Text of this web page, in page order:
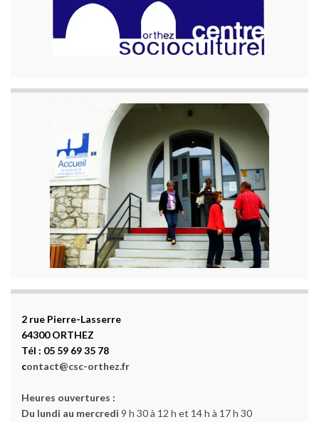
2 rue Pierre-Lasserre
64300 ORTHEZ
Tél : 05 59 69 35 78
contact@csc-orthez.fr
Heures ouvertures :
Du lundi au mercredi 9 h 30 à 12 h et 14 h à 17 h 30